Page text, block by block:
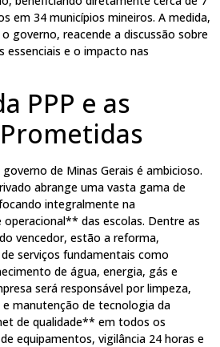
em 34 municípios mineiros. A medida,
governo, reacende a discussão sobre
essenciais e o impacto nas
PPP e as
de Minas Gerais é ambicioso.
abrange uma vasta gama de
integralmente na
das escolas. Dentre as
vencedor, estão a reforma,
serviços fundamentais como
de água, energia, gás e
será responsável por limpeza,
manutenção de tecnologia da
de qualidade** em todos os
equipamentos, vigilância 24 horas e